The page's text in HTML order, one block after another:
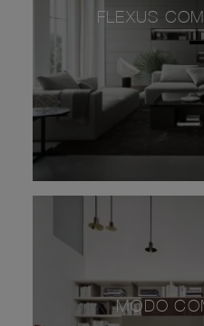
FLEXUS
MODO